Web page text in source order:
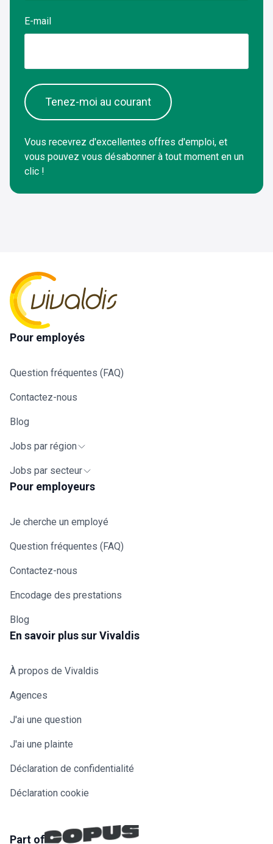
E-mail
Tenez-moi au courant
Vous recevrez d'excellentes offres d'emploi, et
vous pouvez vous désabonner à tout moment en un
clic !
Pour employés
Question fréquentes (FAQ)
Contactez-nous
Blog
Jobs par région
Jobs par secteur
Pour employeurs
Je cherche un employé
Question fréquentes (FAQ)
Contactez-nous
Encodage des prestations
Blog
En savoir plus sur Vivaldis
À propos de Vivaldis
Agences
J'ai une question
J'ai une plainte
Déclaration de confidentialité
Déclaration cookie
Part of